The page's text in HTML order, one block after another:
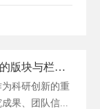
研究院网站建设：特色突出的版块与栏目设计
科研创新的重
果、团队信...